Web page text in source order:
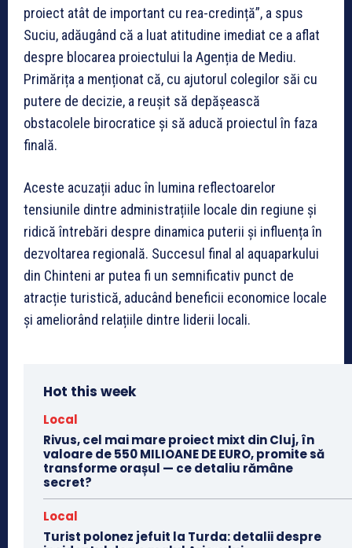
proiect atât de important cu rea-credință”, a spus
Suciu, adăugând că a luat atitudine imediat ce a aflat
despre blocarea proiectului la Agenția de Mediu.
Primărița a menționat că, cu ajutorul colegilor săi cu
putere de decizie, a reușit să depășească
obstacolele birocratice și să aducă proiectul în faza
finală.
Aceste acuzații aduc în lumina reflectoarelor
tensiunile dintre administrațiile locale din regiune și
ridică întrebări despre dinamica puterii și influența în
dezvoltarea regională. Succesul final al aquaparkului
din Chinteni ar putea fi un semnificativ punct de
atracție turistică, aducând beneficii economice locale
și ameliorând relațiile dintre liderii locali.
Hot this week
Local
Rivus, cel mai mare proiect mixt din Cluj, în
valoare de 550 MILIOANE DE EURO, promite să
transforme orașul — ce detaliu rămâne
secret?
Local
Turist polonez jefuit la Turda: detalii despre